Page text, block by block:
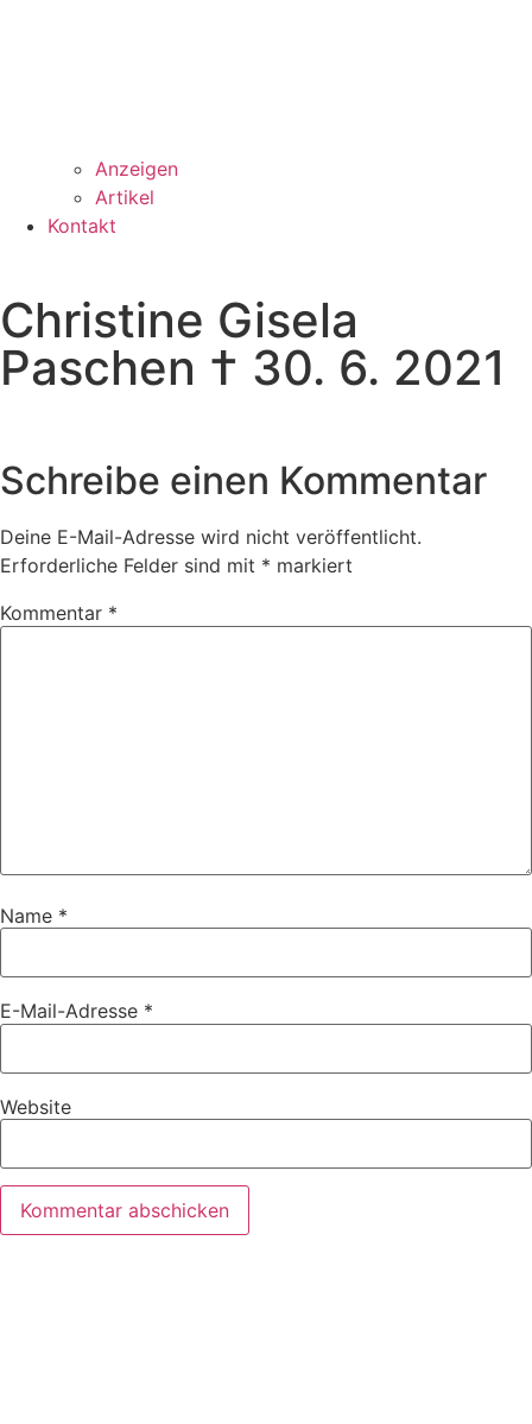
Anzeigen
Artikel
Kontakt
Christine Gisela
Paschen † 30. 6. 2021
Schreibe einen Kommentar
Deine E-Mail-Adresse wird nicht veröffentlicht.
Erforderliche Felder sind mit * markiert
Kommentar *
Name *
E-Mail-Adresse *
Website